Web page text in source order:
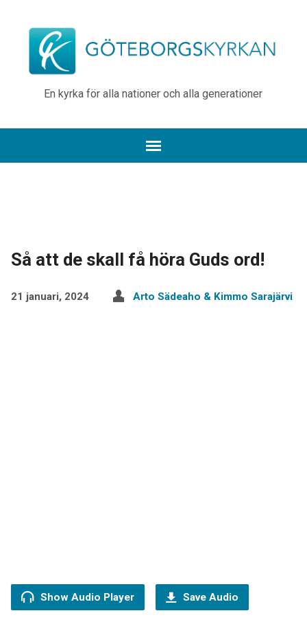
En kyrka för alla nationer och alla generationer
Så att de skall få höra Guds ord!
21 januari, 2024 Arto Sädeaho & Kimmo Sarajärvi
Show Audio Player Save Audio